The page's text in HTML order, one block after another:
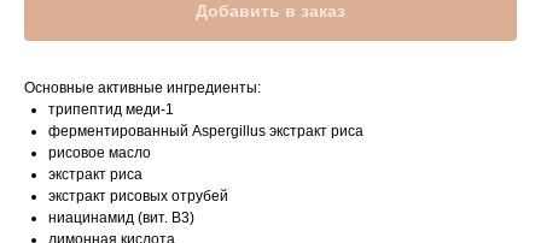
Добавить в заказ
Основные активные ингредиенты:
трипептид меди-1
ферментированный Aspergillus экстракт риса
рисовое масло
экстракт риса
экстракт рисовых отрубей
ниацинамид (вит. В3)
лимонная кислота